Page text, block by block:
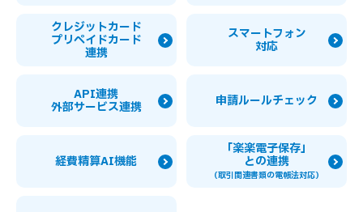
クレジットカード
プリペイドカード
連携
スマートフォン
対応
API連携
外部サービス連携 申請ルールチェック
経費精算AI機能
「楽楽電子保存」
との連携
（取引関連書類の電帳法対応）